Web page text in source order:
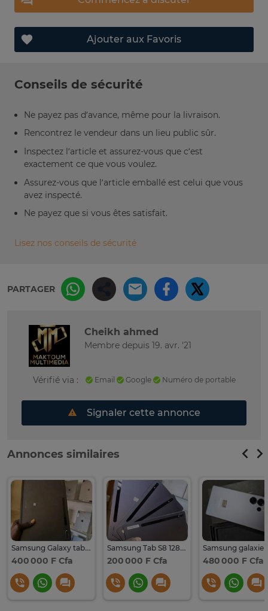
Ajouter aux Favoris
Conseils de sécurité
Ne payez pas d’avance, même pour la livraison.
Rencontrez le vendeur dans un lieu public sûr.
Inspectez l’article et assurez-vous que c’est
exactement ce que vous voulez.
Assurez-vous que l’article emballé est celui que vous
avez inspecté.
Ne payez que si vous êtes satisfait.
Lisez nos conseils de sécurité
PARTAGER
Cheikh ahmed
Membre depuis 19. avr. '21
Vérifié via : Email Google Numéro de portable
Signaler cette annonce
Annonces similaires
Samsung Galaxy tab s8 ultra
400 000 F Cfa
Samsung Tab S8 128Go
200 000 F Cfa 480 000 F Cfa